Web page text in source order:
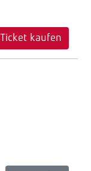
Ticket kaufen